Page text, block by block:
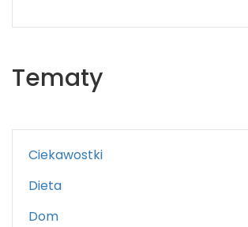
Tematy
Ciekawostki
Dieta
Dom